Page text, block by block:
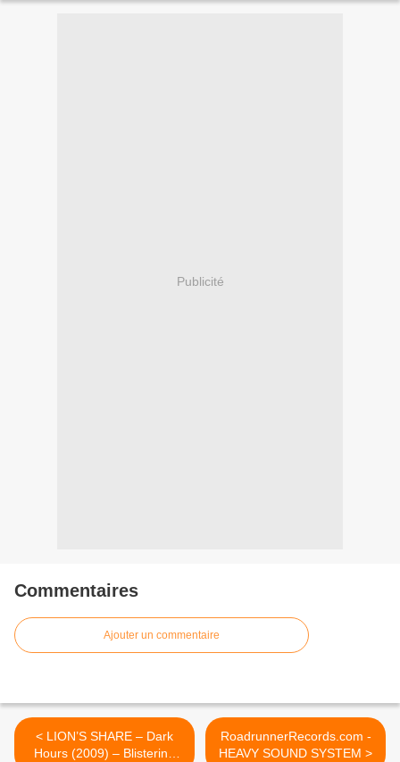
Publicité
Commentaires
Ajouter un commentaire
< LION’S SHARE – Dark
Hours (2009) – Blistering
RoadrunnerRecords.com -
HEAVY SOUND SYSTEM >